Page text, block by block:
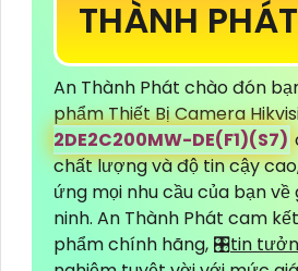
THÀNH PHÁT
An Thành Phát chào đón
phẩm Thiết Bị Camera
2DE2C200MW-DE(F1)(S7)
chất lượng và độ tin cậy
ứng mọi nhu cầu của bạn
ninh. An Thành Phát cam
phẩm chính hãng, 🎛tin